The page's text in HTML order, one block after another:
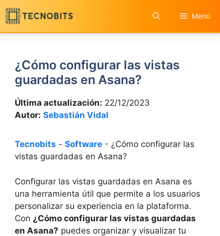
Saltar
al
contenido
Menú
¿Cómo configurar las vistas
guardadas en Asana?
Última actualización: 22/12/2023
Autor: Sebastián Vidal
Tecnobits - Software - ¿Cómo configurar las
vistas guardadas en Asana?
Configurar las vistas guardadas en Asana es
una herramienta útil que permite a los usuarios
personalizar su experiencia en la plataforma.
Con ¿Cómo configurar las vistas guardadas
en Asana? puedes organizar y visualizar tu